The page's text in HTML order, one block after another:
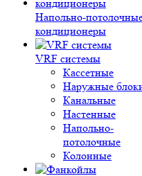
Напольно-
кондиционеры
VRF системы
Кассетные
Наружные
Канальные
Настенные
Напольно-
потолочные
Колонные